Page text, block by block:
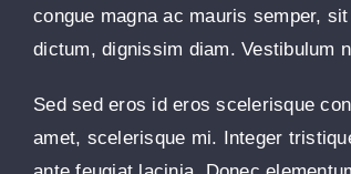
congue magna ac mauris semper,
dictum, dignissim diam. Vestibulum
Sed sed eros id eros scelerisque
amet, scelerisque mi. Integer